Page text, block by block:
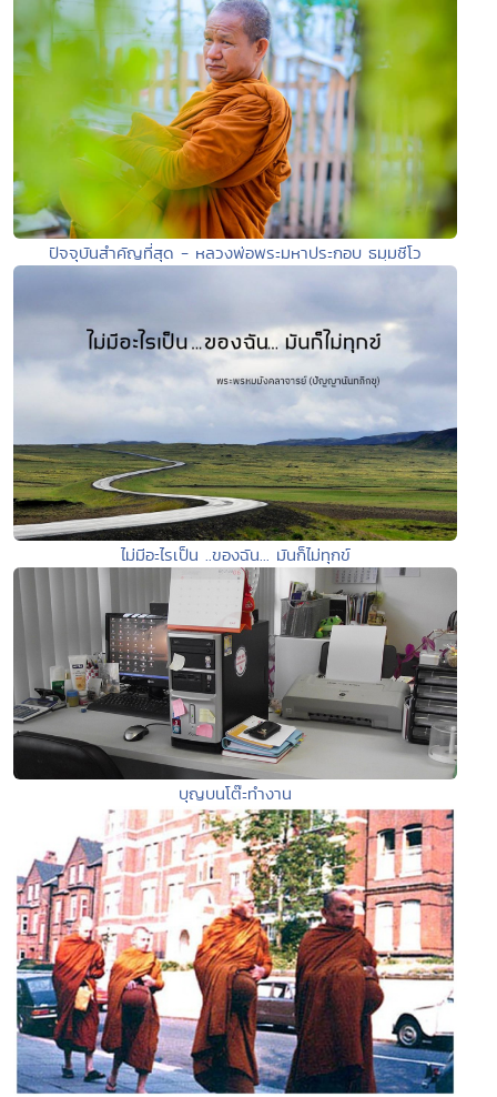
ปัจจุบันสำคัญที่สุด - หลวงพ่อพระมหาประกอบ ธมฺมชีโว
ไม่มีอะไรเป็น ..ของฉัน... มันก็ไม่ทุกข์
บุญบนโต๊ะทำงาน